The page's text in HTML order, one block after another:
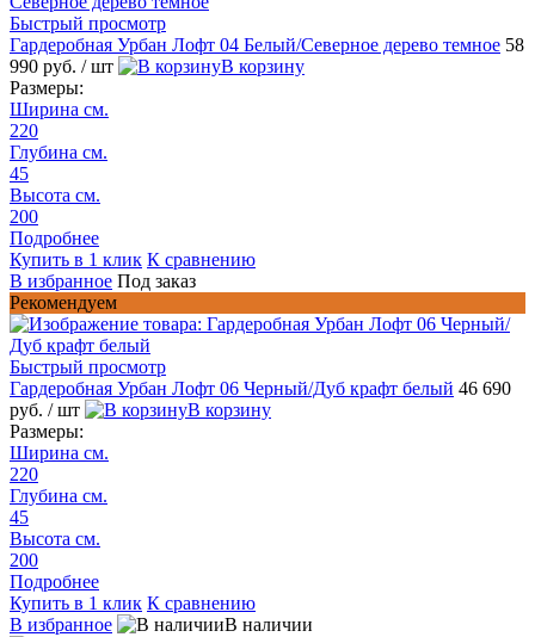
Быстрый просмотр
Гардеробная Урбан Лофт 04 Белый/Северное дерево темное 58
990 руб. / шт
В корзину
Размеры:
Ширина см.
220
Глубина см.
45
Высота см.
200
Подробнее
Купить в 1 клик К сравнению
В избранное Под заказ
Рекомендуем
Быстрый просмотр
Гардеробная Урбан Лофт 06 Черный/Дуб крафт белый 46 690
руб. / шт
В корзину
Размеры:
Ширина см.
220
Глубина см.
45
Высота см.
200
Подробнее
Купить в 1 клик К сравнению
В избранное
В наличии